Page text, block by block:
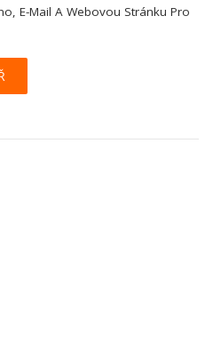
E-Mail A Webovou Stránku Pro